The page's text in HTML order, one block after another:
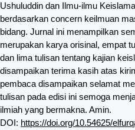
Ushuluddin dan Ilmu-ilmu
berdasarkan concern keilmuan
bidang. Jurnal ini menampilkan
merupakan karya orisinal, empat
dan lima tulisan tentang kajian
disampaikan terima kasih atas
pembaca disampaikan selamat
tulisan pada edisi ini semoga
ilmiah yang bermakna. Amin.
DOI: https://doi.org/10.54625/